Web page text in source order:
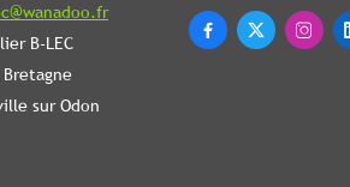
B-LEC
sur Odon
  